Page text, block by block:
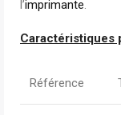
l’imprimante.
Caractéristiques
Référence